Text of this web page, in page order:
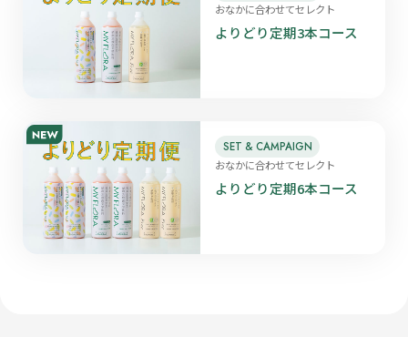
おなかに合わせてセレクト
よりどり定期3本コース
おなかに合わせてセレクト
SET & CAMPAIGN
よりどり定期6本コース